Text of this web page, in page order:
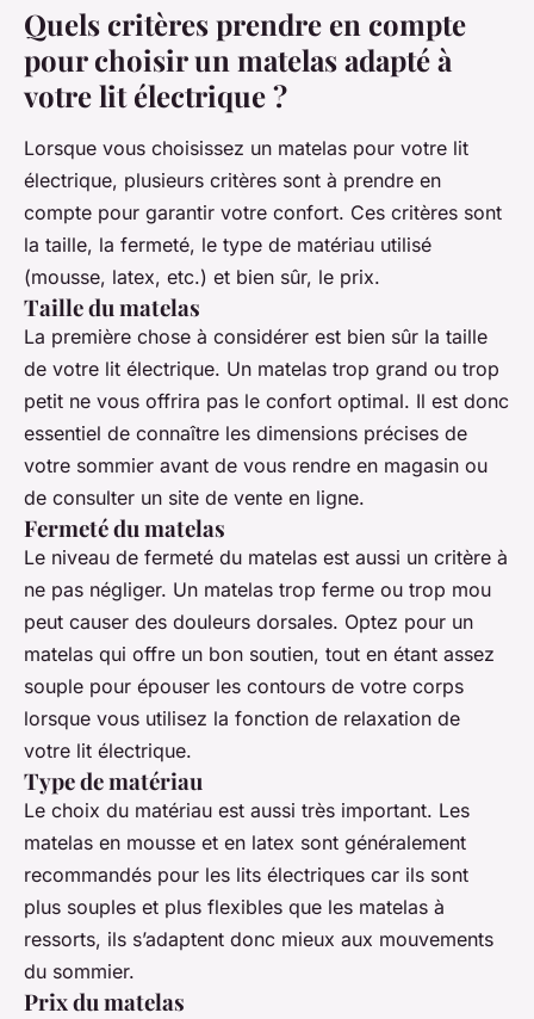
Quels critères prendre en compte
pour choisir un matelas adapté à
votre lit électrique ?
Lorsque vous choisissez un matelas pour votre lit
électrique, plusieurs critères sont à prendre en
compte pour garantir votre confort. Ces critères sont
la taille, la fermeté, le type de matériau utilisé
(mousse, latex, etc.) et bien sûr, le prix.
Taille du matelas
La première chose à considérer est bien sûr la taille
de votre lit électrique. Un matelas trop grand ou trop
petit ne vous offrira pas le confort optimal. Il est donc
essentiel de connaître les dimensions précises de
votre sommier avant de vous rendre en magasin ou
de consulter un site de vente en ligne.
Fermeté du matelas
Le niveau de fermeté du matelas est aussi un critère à
ne pas négliger. Un matelas trop ferme ou trop mou
peut causer des douleurs dorsales. Optez pour un
matelas qui offre un bon soutien, tout en étant assez
souple pour épouser les contours de votre corps
lorsque vous utilisez la fonction de relaxation de
votre lit électrique.
Type de matériau
Le choix du matériau est aussi très important. Les
matelas en mousse et en latex sont généralement
recommandés pour les lits électriques car ils sont
plus souples et plus flexibles que les matelas à
ressorts, ils s’adaptent donc mieux aux mouvements
du sommier.
Prix du matelas